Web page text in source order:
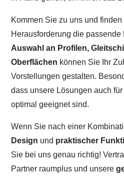
Kommen Sie zu uns und
Herausforderung die passende
Auswahl an Profilen,
Oberflächen können Sie Ihr
Vorstellungen gestalten.
dass unsere Lösungen auch für
optimal geeignet sind.
Wenn Sie nach einer
Design und praktischer
Sie bei uns genau richtig!
Partner raumplus und unsere